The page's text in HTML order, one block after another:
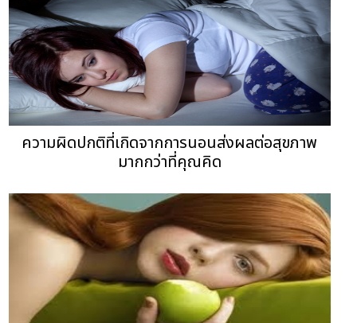
ความผิดปกติที่เกิดจากการนอนส่งผลต่อสุขภาพ
มากกว่าที่คุณคิด